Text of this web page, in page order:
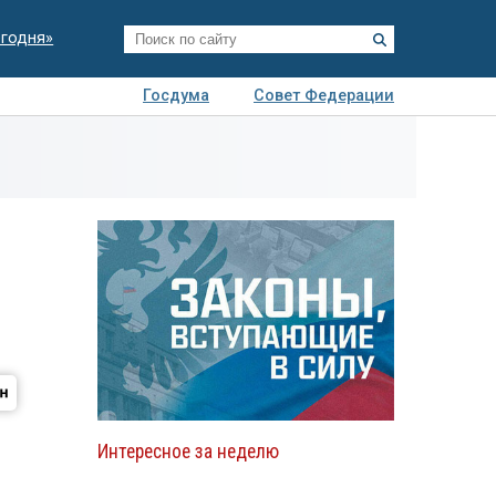
Госдума
Совет Федерации
Интересное за неделю